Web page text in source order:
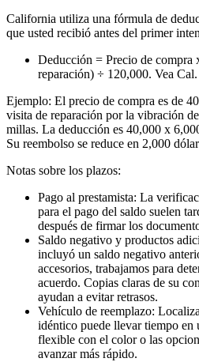
California utiliza una fórmula de
que usted recibió antes del primer
Deducción = Precio de compra
reparación) ÷ 120,000. Vea
Ejemplo: El precio de compra es de
visita de reparación por la vibración
millas. La deducción es 40,000 x
Su reembolso se reduce en 2,000
Notas sobre los plazos:
Pago al prestamista: La
para el pago del saldo suelen
después de firmar los
Saldo negativo y productos
incluyó un saldo negativo
accesorios, trabajamos para
acuerdo. Copias claras de su
ayudan a evitar retrasos.
Vehículo de reemplazo:
idéntico puede llevar tiempo en
flexible con el color o las
avanzar más rápido.